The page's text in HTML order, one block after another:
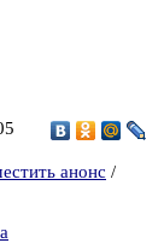
анонс /